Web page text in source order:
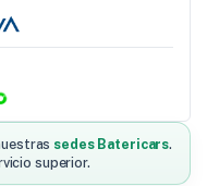
sedes Batericars.
superior.